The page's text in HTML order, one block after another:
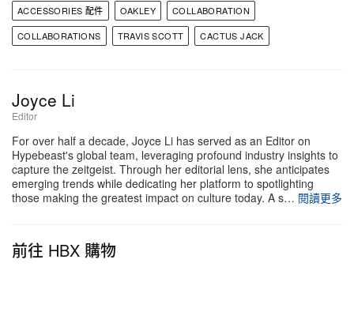
Chief Visionary @travisscott 正把一些超前未來的酷
東西帶到眼前！」
感、高能量美學，並與 Oakley 標誌性的機能導向
DNA 無縫融合。多年來，Scott 一直把各種古著
Oakley 單品融入巡演造型之中，而這一輪全新聯名
系列，則將是外界首度有機會入手由他與 Cactus
Jack 團隊親身參與共創、煥然一新的全新框型設計
售日期、正式型號名稱與售價仍然嚴密保密。不過，
ACCESSORIES 配件 OAKLEY
COLLABORATION
COLLABORATIONS
TRAVIS SCOTT CACTUS JACK
Joyce Li
Editor
For over half a decade, Joyce Li has served as an Editor on
Hypebeast's global team, leveraging profound industry insights to
capture the zeitgeist. Through her editorial lens, she anticipates
emerging trends while dedicating her platform to spotlighting
those making the greatest impact on culture today. A s… 閱讀更多
前往 HBX 購物